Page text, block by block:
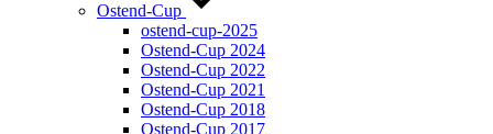
Ostend-Cup
ostend-cup-2025
Ostend-Cup 2024
Ostend-Cup 2022
Ostend-Cup 2021
Ostend-Cup 2018
Ostend-Cup 2017